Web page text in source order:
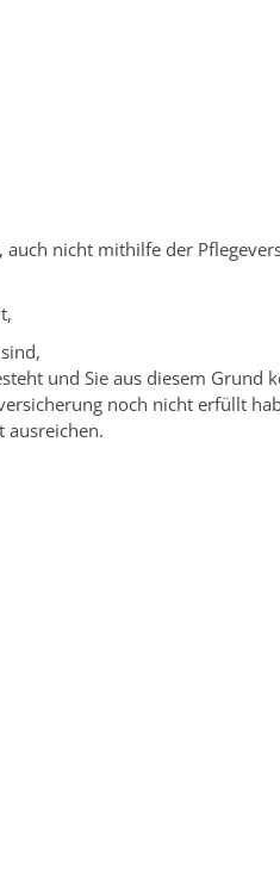
nicht mithilfe der
und Sie aus diesem Grund
noch nicht erfüllt
ausreichen.